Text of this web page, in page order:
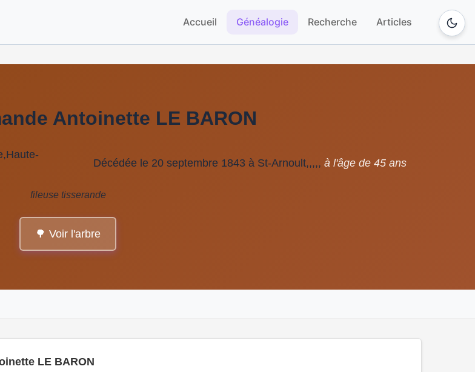
Accueil Généalogie Recherche Articles
Antoinette LE BARON
Décédée le 20 septembre 1843 à St-Arnoult,,,,, à l'âge de 45 ans
fileuse tisserande
🌳 Voir l'arbre
LE BARON